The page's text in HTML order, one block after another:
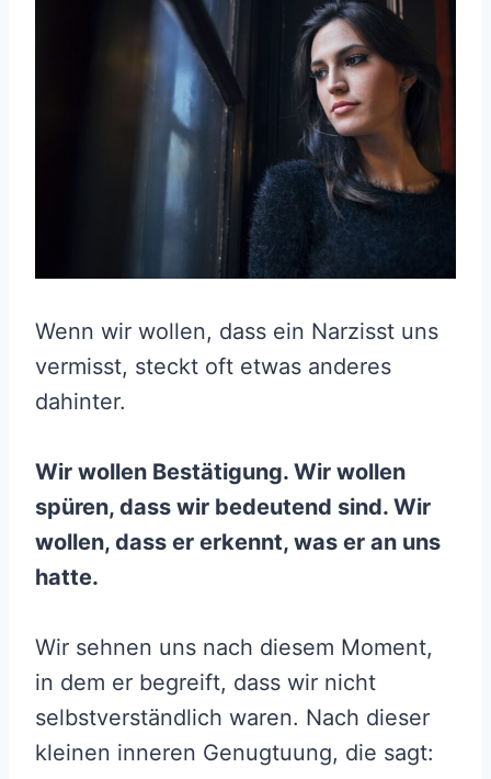
Wenn wir wollen, dass ein Narzisst uns
vermisst, steckt oft etwas anderes
dahinter.
Wir wollen Bestätigung. Wir wollen
spüren, dass wir bedeutend sind. Wir
wollen, dass er erkennt, was er an uns
hatte.
Wir sehnen uns nach diesem Moment,
in dem er begreift, dass wir nicht
selbstverständlich waren. Nach dieser
kleinen inneren Genugtuung, die sagt: